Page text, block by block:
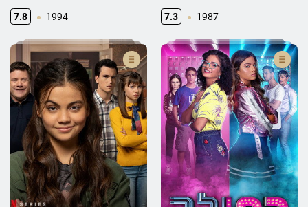
7.8 1994 7.3 1987